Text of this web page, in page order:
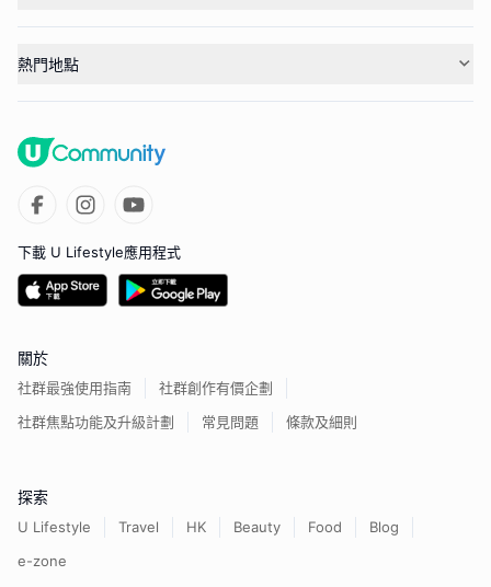
熱門地點
下載 U Lifestyle應用程式
關於
社群最強使用指南
社群創作有價企劃
社群焦點功能及升級計劃
常見問題 條款及細則
探索
U Lifestyle Travel HK Beauty Food
Blog
e-zone